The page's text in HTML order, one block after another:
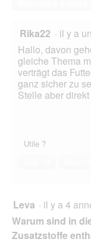
Rika22 · il y a
Hallo, davon
gleiche Thema
verträgt das
ganz sicher zu
Stelle aber
Utile ?
Leva · il y a 4
Warum sind in
Zusatzstoffe